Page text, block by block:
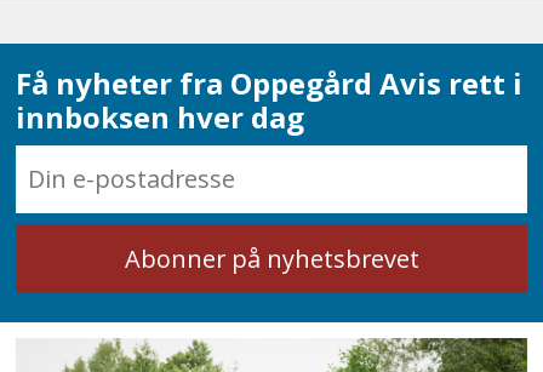
Få nyheter fra Oppegård Avis rett i
innboksen hver dag